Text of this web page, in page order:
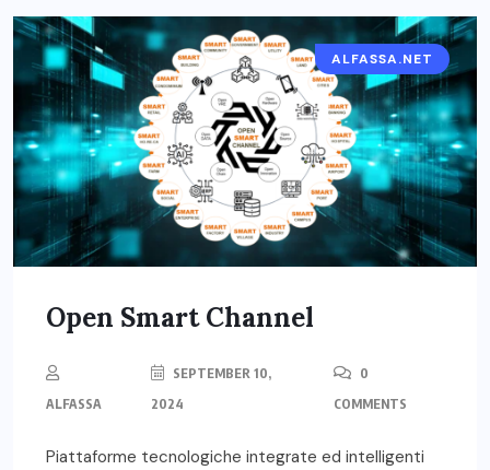
ALFASSA.NET
Open Smart Channel
ALFASSA
SEPTEMBER 10,
2024
0
COMMENTS
Piattaforme tecnologiche integrate ed intelligenti